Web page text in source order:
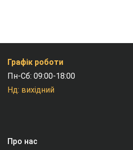
Графік роботи
Пн-Сб: 09:00-18:00
Нд: вихідний
Про нас